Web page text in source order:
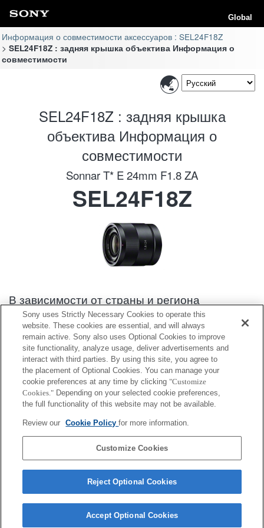
Global
Информация о совместимости аксессуаров : SEL24F18Z
SEL24F18Z : задняя крышка объектива Информация о
совместимости
SEL24F18Z : задняя крышка
объектива Информация о
совместимости
Sonnar T* E 24mm F1.8 ZA
SEL24F18Z
В зависимости от страны и региона
некоторые продукты могут быть недоступны.
Информация о совместимости аксессуаров : SEL24F18Z
задняя крышка объектива
Полная совместимость
Совместимость, но с ограничениями
ALC-R1EM
Contact Us Cookie Policy
Sony uses Strictly Necessary Cookies to operate this
website. These cookies are essential, and will always
remain active. Sony also uses Optional Cookies to improve
site functionality, analyze usage, deliver advertisements and
interact with third parties. By using this site, you agree to
the placement of Optional Cookies. You can manage your
cookie preferences at any time by clicking "Customize
Cookies." Depending on your selected cookie preferences,
the full functionality of this website may not be available.
Review our Cookie Policyfor more information.
Customize Cookies
Reject Optional Cookies
Accept Optional Cookies